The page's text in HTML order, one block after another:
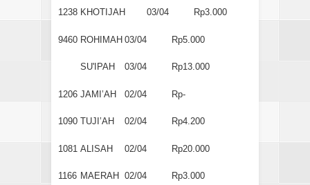
1238 KHOTIJAH 03/04 Rp3.000
9460 ROHIMAH 03/04 Rp5.000
SU'IPAH 03/04 Rp13.000
1206 JAMI’AH 02/04 Rp-
1090 TUJI’AH 02/04 Rp4.200
1081 ALISAH 02/04 Rp20.000
1166 MAERAH 02/04 Rp3.000